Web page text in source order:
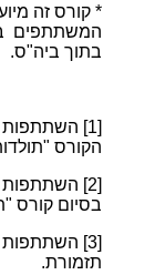
* קורס זה
בתוך ביה"ס.
[1]
הקורס
[2]
השתתפות
בסיום קורס
[3]
השתתפות
תזמורת.